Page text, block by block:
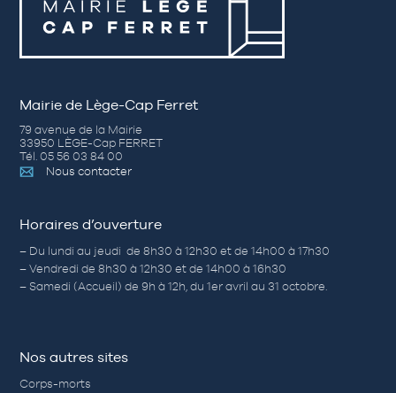
Mairie de Lège-Cap Ferret
79 avenue de la Mairie
33950 LÈGE-Cap FERRET
Tél. 05 56 03 84 00
Nous contacter
Horaires d’ouverture
– Du lundi au jeudi de 8h30 à 12h30 et de 14h00 à 17h30
– Vendredi de 8h30 à 12h30 et de 14h00 à 16h30
– Samedi (Accueil) de 9h à 12h, du 1er avril au 31 octobre.
Nos autres sites
Corps-morts